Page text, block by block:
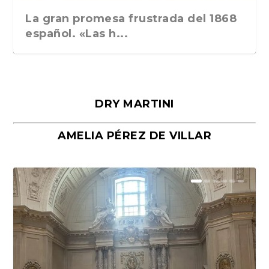
La gran promesa frustrada del 1868
español. «Las h...
Málaga, verso en azul, de Rafael
Porras y Salvador...
«La cocina hebrea. Alimentación
del pueblo judío e...
DRY MARTINI
AMELIA PÉREZ DE VILLAR